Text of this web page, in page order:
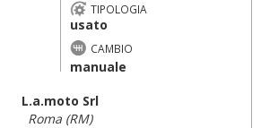
TIPOLOGIA
usato
CAMBIO
manuale
L.a.moto Srl
Roma (RM)